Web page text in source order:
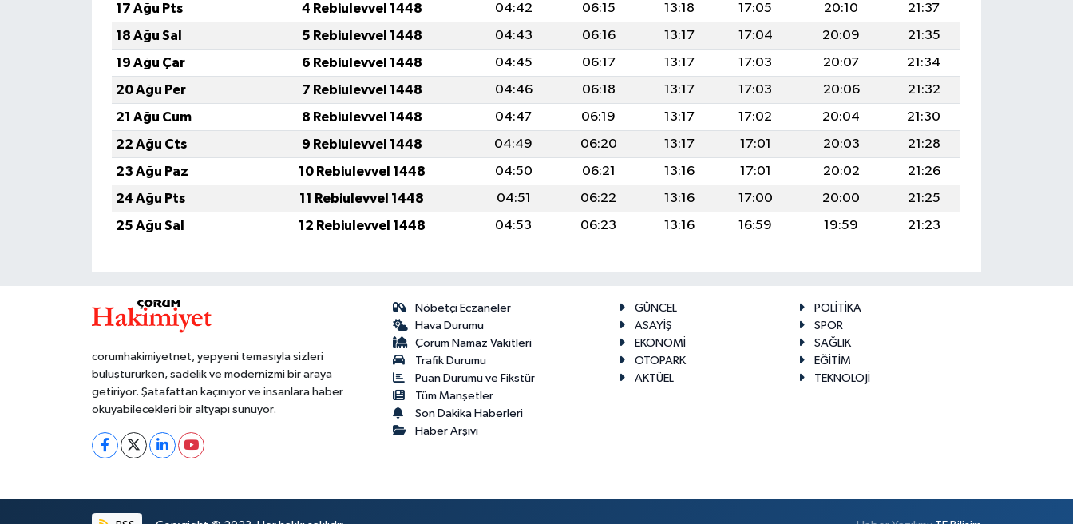
17 Ağu Pts
4 Rebiulevvel 1448 04:42 06:15 13:18 17:05 20:10
21:37
18 Ağu Sal
5 Rebiulevvel 1448 04:43 06:16 13:17 17:04 20:09
21:35
19 Ağu Çar
6 Rebiulevvel 1448 04:45 06:17 13:17 17:03 20:07
21:34
20 Ağu Per
7 Rebiulevvel 1448 04:46 06:18 13:17 17:03 20:06
21:32
21 Ağu Cum
8 Rebiulevvel 1448 04:47 06:19 13:17 17:02 20:04
21:30
22 Ağu Cts
9 Rebiulevvel 1448 04:49 06:20 13:17 17:01 20:03
21:28
23 Ağu Paz
10 Rebiulevvel 1448 04:50 06:21 13:16 17:01 20:02
21:26
24 Ağu Pts
11 Rebiulevvel 1448 04:51 06:22 13:16 17:00 20:00
21:25
25 Ağu Sal
12 Rebiulevvel 1448 04:53 06:23 13:16 16:59 19:59 21:23
corumhakimiyetnet, yepyeni temasıyla sizleri
buluştururken, sadelik ve modernizmi bir araya
getiriyor. Şatafattan kaçınıyor ve insanlara haber
okuyabilecekleri bir altyapı sunuyor.
Nöbetçi Eczaneler
Hava Durumu
Çorum Namaz Vakitleri
Trafik Durumu
Puan Durumu ve Fikstür
Tüm Manşetler
Son Dakika Haberleri
Haber Arşivi
GÜNCEL
POLİTİKA
ASAYİŞ
SPOR
EKONOMİ
SAĞLIK
OTOPARK
EĞİTİM
AKTÜEL
TEKNOLOJİ